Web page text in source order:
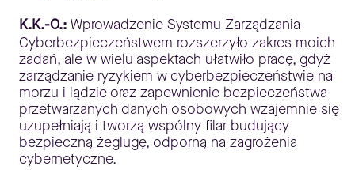
K.K.-O.: Wprowadzenie Systemu Zarządzania
Cyberbezpieczeństwem rozszerzyło zakres moich
zadań, ale w wielu aspektach ułatwiło pracę, gdyż
zarządzanie ryzykiem w cyberbezpieczeństwie na
morzu i lądzie oraz zapewnienie bezpieczeństwa
przetwarzanych danych osobowych wzajemnie się
uzupełniają i tworzą wspólny filar budujący
bezpieczną żeglugę, odporną na zagrożenia
cybernetyczne.